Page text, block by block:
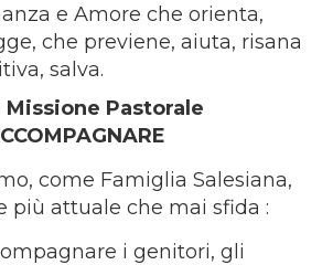
e Amore che orienta,
che previene, aiuta, risana
salva.
Pastorale
come Famiglia Salesiana,
più attuale che mai sfida :
i genitori, gli